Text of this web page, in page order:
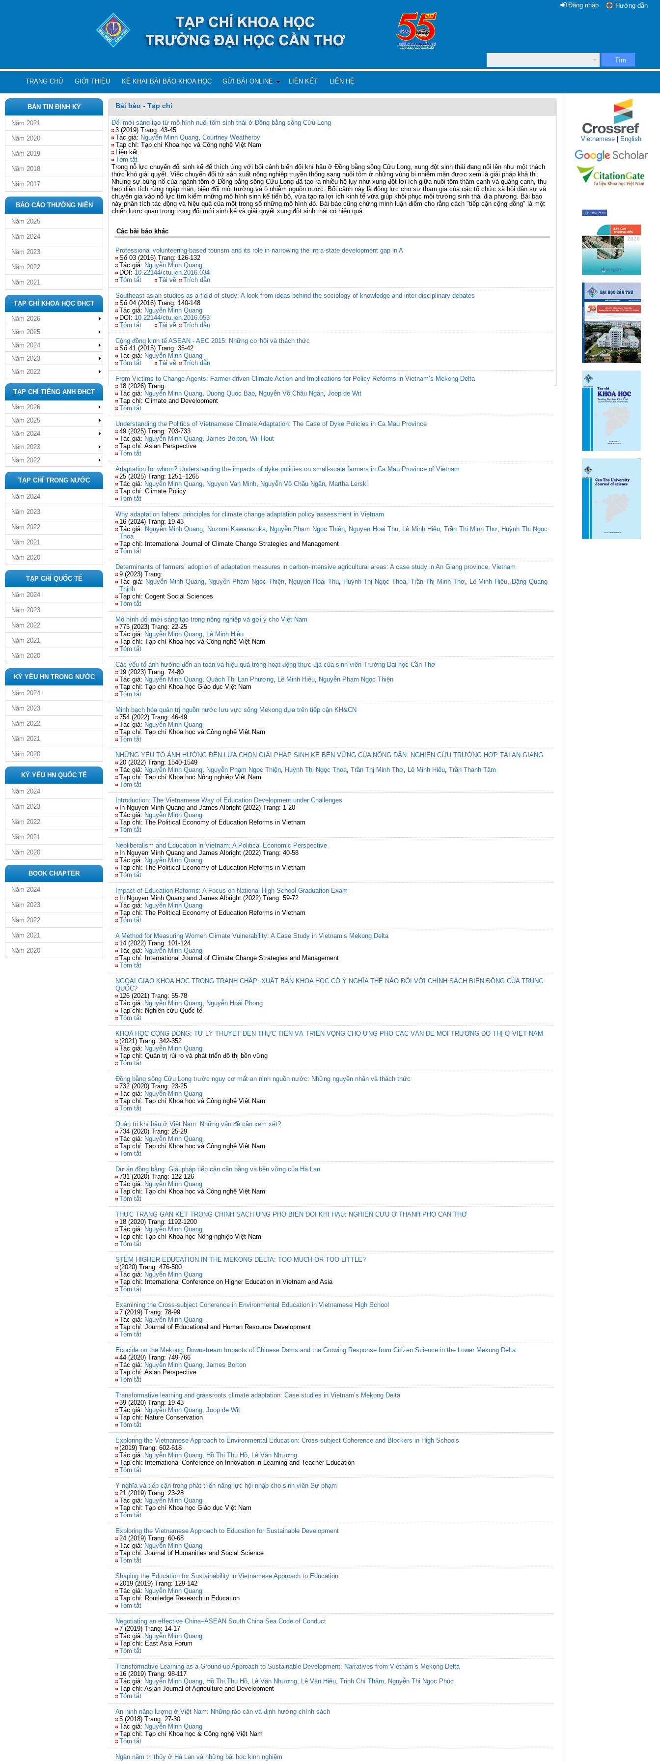
Hướng dẫn
Đăng nhập
Tìm
TRANG CHỦ GIỚI THIỆU KÊ KHAI BÀI BÁO KHOA HỌC GỬI BÀI ONLINE LIÊN KẾT LIÊN HỆ
BẢN TIN ĐỊNH KỲ
Năm 2021
Năm 2020
Năm 2019
Năm 2018
Năm 2017
BÁO CÁO THƯỜNG NIÊN
Năm 2025
Năm 2024
Năm 2023
Năm 2022
Năm 2021
TẠP CHÍ KHOA HỌC ĐHCT
Năm 2026
Năm 2025
Năm 2024
Năm 2023
Năm 2022
TẠP CHÍ TIẾNG ANH ĐHCT
Năm 2026
Năm 2025
Năm 2024
Năm 2023
Năm 2022
TẠP CHÍ TRONG NƯỚC
Năm 2024
Năm 2023
Năm 2022
Năm 2021
Năm 2020
TẠP CHÍ QUỐC TẾ
Năm 2024
Năm 2023
Năm 2022
Năm 2021
Năm 2020
KỶ YẾU HN TRONG NƯỚC
Năm 2024
Năm 2023
Năm 2022
Năm 2021
Năm 2020
KỶ YẾU HN QUỐC TẾ
Năm 2024
Năm 2023
Năm 2022
Năm 2021
Năm 2020
BOOK CHAPTER
Năm 2024
Năm 2023
Năm 2022
Năm 2021
Năm 2020
Bài báo - Tạp chí
Đổi mới sáng tạo từ mô hình nuôi tôm sinh thái ở Đồng bằng sông Cửu Long
3 (2019) Trang: 43-45
Tác giả: Nguyễn Minh Quang, Courtney Weatherby
Tạp chí: Tạp chí Khoa học và Công nghệ Việt Nam
Liên kết:
Tóm tắt
Trong nỗ lực chuyển đổi sinh kế để thích ứng với bối cảnh biến đổi khí hậu ở Đồng bằng sông Cửu Long, xung đột sinh thái đang nổi lên như một thách
thức khó giải quyết. Việc chuyển đổi từ sản xuất nông nghiệp truyền thống sang nuôi tôm ở những vùng bị nhiễm mặn được xem là giải pháp khả thi.
Nhưng sự bùng nổ của ngành tôm ở Đồng bằng sông Cửu Long đã tạo ra nhiều hệ lụy như xung đột lợi ích giữa nuôi tôm thâm canh và quảng canh, thu
hẹp diện tích rừng ngập mặn, biến đổi môi trường và ô nhiễm nguồn nước. Bối cảnh này là động lực cho sự tham gia của các tổ chức xã hội dân sự và
chuyên gia vào nỗ lực tìm kiếm những mô hình sinh kế tiến bộ, vừa tạo ra lợi ích kinh tế vừa giúp khôi phục môi trường sinh thái địa phương. Bài báo
này phân tích tác động và hiệu quả của một trong số những mô hình đó. Bài báo cũng chứng minh luận điểm cho rằng cách "tiếp cận cộng đồng" là một
chiến lược quan trọng trong đổi mới sinh kế và giải quyết xung đột sinh thái có hiệu quả.
Các bài báo khác
Professional volunteering-based tourism and its role in narrowing the intra-state development gap in A
Số 03 (2016) Trang: 126-132
Tác giả: Nguyễn Minh Quang
DOI: 10.22144/ctu.jen.2016.034
Tóm tắt
Tải về Trích dẫn
Southeast asian studies as a field of study: A look from ideas behind the sociology of knowledge and inter-disciplinary debates
Số 04 (2016) Trang: 140-148
Tác giả: Nguyễn Minh Quang
DOI: 10.22144/ctu.jen.2016.053
Tóm tắt
Tải về Trích dẫn
Cộng đồng kinh tế ASEAN - AEC 2015: Những cơ hội và thách thức
Số 41 (2015) Trang: 35-42
Tác giả: Nguyễn Minh Quang
Tóm tắt
Tải về Trích dẫn
From Victims to Change Agents: Farmer-driven Climate Action and Implications for Policy Reforms in Vietnam’s Mekong Delta
18 (2026) Trang:
Tác giả: Nguyễn Minh Quang, Duong Quoc Bao, Nguyễn Võ Châu Ngân, Joop de Wit
Tạp chí: Climate and Development
Tóm tắt
Understanding the Politics of Vietnamese Climate Adaptation: The Case of Dyke Policies in Ca Mau Province
49 (2025) Trang: 703-733
Tác giả: Nguyễn Minh Quang, James Borton, Wil Hout
Tạp chí: Asian Perspective
Tóm tắt
Adaptation for whom? Understanding the impacts of dyke policies on small-scale farmers in Ca Mau Province of Vietnam
25 (2025) Trang: 1251–1265
Tác giả: Nguyễn Minh Quang, Nguyen Van Minh, Nguyễn Võ Châu Ngân, Martha Lerski
Tạp chí: Climate Policy
Tóm tắt
Why adaptation falters: principles for climate change adaptation policy assessment in Vietnam
16 (2024) Trang: 19-43
Tác giả: Nguyễn Minh Quang, Nozomi Kawarazuka, Nguyễn Phạm Ngọc Thiện, Nguyen Hoai Thu, Lê Minh Hiêu,Trần Thị Minh Thơ, Huỳnh Thị Ngọc
Thoa
Tạp chí: International Journal of Climate Change Strategies and Management
Tóm tắt
Determinants of farmers’ adoption of adaptation measures in carbon-intensive agricultural areas: A case study in An Giang province, Vietnam
9 (2023) Trang:
Tác giả: Nguyễn Minh Quang, Nguyễn Phạm Ngọc Thiện, Nguyen Hoai Thu, Huỳnh Thị Ngọc Thoa, Trần Thị Minh Thơ, Lê Minh Hiêu,Đặng Quang
Thịnh
Tạp chí: Cogent Social Sciences
Tóm tắt
Mô hình đổi mới sáng tạo trong nông nghiệp và gợi ý cho Việt Nam
775 (2023) Trang: 22-25
Tác giả: Nguyễn Minh Quang, Lê Minh Hiêu
Tạp chí: Tạp chí Khoa học và Công nghệ Việt Nam
Tóm tắt
Các yếu tố ảnh hưởng đến an toàn và hiệu quả trong hoạt động thực địa của sinh viên Trường Đại học Cần Thơ
19 (2023) Trang: 74-80
Tác giả: Nguyễn Minh Quang, Quách Thị Lan Phượng, Lê Minh Hiêu, Nguyễn Phạm Ngọc Thiện
Tạp chí: Tạp chí Khoa học Giáo dục Việt Nam
Tóm tắt
Minh bạch hóa quản trị nguồn nước lưu vực sông Mekong dựa trên tiếp cận KH&CN
754 (2022) Trang: 46-49
Tác giả: Nguyễn Minh Quang
Tạp chí: Tạp chí Khoa học và Công nghệ Việt Nam
Tóm tắt
NHỮNG YẾU TỐ ẢNH HƯỞNG ĐẾN LỰA CHỌN GIẢI PHÁP SINH KẾ BỀN VỮNG CỦA NÔNG DÂN: NGHIÊN CỨU TRƯỜNG HỢP TẠI AN GIANG
20 (2022) Trang: 1540-1549
Tác giả: Nguyễn Minh Quang, Nguyễn Phạm Ngọc Thiện, Huỳnh Thị Ngọc Thoa, Trần Thị Minh Thơ, Lê Minh Hiêu, Trần Thanh Tâm
Tạp chí: Tạp chí Khoa học Nông nghiệp Việt Nam
Tóm tắt
Introduction: The Vietnamese Way of Education Development under Challenges
In Nguyen Minh Quang and James Albright (2022) Trang: 1-20
Tác giả: Nguyễn Minh Quang
Tạp chí: The Political Economy of Education Reforms in Vietnam
Tóm tắt
Neoliberalism and Education in Vietnam: A Political Economic Perspective
In Nguyen Minh Quang and James Albright (2022) Trang: 40-58
Tác giả: Nguyễn Minh Quang
Tạp chí: The Political Economy of Education Reforms in Vietnam
Tóm tắt
Impact of Education Reforms: A Focus on National High School Graduation Exam
In Nguyen Minh Quang and James Albright (2022) Trang: 59-72
Tác giả: Nguyễn Minh Quang
Tạp chí: The Political Economy of Education Reforms in Vietnam
Tóm tắt
A Method for Measuring Women Climate Vulnerability: A Case Study in Vietnam’s Mekong Delta
14 (2022) Trang: 101-124
Tác giả: Nguyễn Minh Quang
Tạp chí: International Journal of Climate Change Strategies and Management
Tóm tắt
NGOẠI GIAO KHOA HỌC TRONG TRANH CHẤP: XUẤT BẢN KHOA HỌC CÓ Ý NGHĨA THẾ NÀO ĐỐI VỚI CHÍNH SÁCH BIỂN ĐÔNG CỦA TRUNG
QUỐC?
126 (2021) Trang: 55-78
Tác giả: Nguyễn Minh Quang, Nguyễn Hoài Phong
Tạp chí: Nghiên cứu Quốc tế
Tóm tắt
KHOA HỌC CỘNG ĐỒNG: TỪ LÝ THUYẾT ĐẾN THỰC TIỄN VÀ TRIỂN VỌNG CHO ỨNG PHÓ CÁC VẤN ĐỀ MÔI TRƯỜNG ĐÔ THỊ Ở VIỆT NAM
(2021) Trang: 342-352
Tác giả: Nguyễn Minh Quang
Tạp chí: Quản trị rủi ro và phát triển đô thị bền vững
Tóm tắt
Đồng bằng sông Cửu Long trước nguy cơ mất an ninh nguồn nước: Những nguyên nhân và thách thức
732 (2020) Trang: 23-25
Tác giả: Nguyễn Minh Quang
Tạp chí: Tạp chí Khoa học và Công nghệ Việt Nam
Tóm tắt
Quản trị khí hậu ở Việt Nam: Những vấn đề cần xem xét?
734 (2020) Trang: 25-29
Tác giả: Nguyễn Minh Quang
Tạp chí: Tạp chí Khoa học và Công nghệ Việt Nam
Tóm tắt
Dự án đồng bằng: Giải pháp tiếp cận cân bằng và bền vững của Hà Lan
731 (2020) Trang: 122-126
Tác giả: Nguyễn Minh Quang
Tạp chí: Tạp chí Khoa học và Công nghệ Việt Nam
Tóm tắt
THỰC TRẠNG GẮN KẾT TRONG CHÍNH SÁCH ỨNG PHÓ BIẾN ĐỔI KHÍ HẬU: NGHIÊN CỨU Ở THÀNH PHỐ CẦN THƠ
18 (2020) Trang: 1192-1200
Tác giả: Nguyễn Minh Quang
Tạp chí: Tạp chí Khoa học Nông nghiệp Việt Nam
Tóm tắt
STEM HIGHER EDUCATION IN THE MEKONG DELTA: TOO MUCH OR TOO LITTLE?
(2020) Trang: 476-500
Tác giả: Nguyễn Minh Quang
Tạp chí: International Conference on Higher Education in Vietnam and Asia
Tóm tắt
Examining the Cross-subject Coherence in Environmental Education in Vietnamese High School
7 (2019) Trang: 78-99
Tác giả: Nguyễn Minh Quang
Tạp chí: Journal of Educational and Human Resource Development
Tóm tắt
Ecocide on the Mekong: Downstream Impacts of Chinese Dams and the Growing Response from Citizen Science in the Lower Mekong Delta
44 (2020) Trang: 749-766
Tác giả: Nguyễn Minh Quang, James Borton
Tạp chí: Asian Perspective
Tóm tắt
Transformative learning and grassroots climate adaptation: Case studies in Vietnam’s Mekong Delta
39 (2020) Trang: 19-43
Tác giả: Nguyễn Minh Quang, Joop de Wit
Tạp chí: Nature Conservation
Tóm tắt
Exploring the Vietnamese Approach to Environmental Education: Cross-subject Coherence and Blockers in High Schools
(2019) Trang: 602-618
Tác giả: Nguyễn Minh Quang, Hồ Thị Thu Hồ, Lê Văn Nhương
Tạp chí: International Conference on Innovation in Learning and Teacher Education
Tóm tắt
Ý nghĩa và tiếp cận trong phát triển năng lực hội nhập cho sinh viên Sư phạm
21 (2019) Trang: 23-28
Tác giả: Nguyễn Minh Quang
Tạp chí: Tạp chí Khoa học Giáo dục Việt Nam
Tóm tắt
Exploring the Vietnamese Approach to Education for Sustainable Development
24 (2019) Trang: 60-68
Tác giả: Nguyễn Minh Quang
Tạp chí: Journal of Humanities and Social Science
Tóm tắt
Shaping the Education for Sustainability in Vietnamese Approach to Education
2019 (2019) Trang: 129-142
Tác giả: Nguyễn Minh Quang
Tạp chí: Routledge Research in Education
Tóm tắt
Negotiating an effective China–ASEAN South China Sea Code of Conduct
7 (2019) Trang: 14-17
Tác giả: Nguyễn Minh Quang
Tạp chí: East Asia Forum
Tóm tắt
Transformative Learning as a Ground-up Approach to Sustainable Development: Narratives from Vietnam’s Mekong Delta
16 (2019) Trang: 98-117
Tác giả: Nguyễn Minh Quang, Hồ Thị Thu Hồ, Lê Văn Nhương, Lê Văn Hiệu, Trịnh Chí Thâm, Nguyễn Thị Ngọc Phúc
Tạp chí: Asian Journal of Agriculture and Development
Tóm tắt
An ninh năng lượng ở Việt Nam: Những rào cản và định hướng chính sách
5 (2018) Trang: 27-30
Tác giả: Nguyễn Minh Quang
Tạp chí: Tạp chí Khoa học & Công nghệ Việt Nam
Tóm tắt
Ngàn năm trị thủy ở Hà Lan và những bài học kinh nghiệm
Vietnamese English